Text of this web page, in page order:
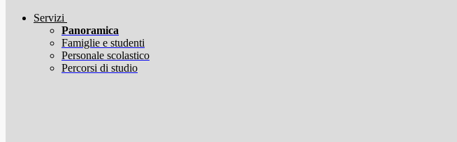
Servizi
Panoramica
Famiglie e studenti
Personale scolastico
Percorsi di studio